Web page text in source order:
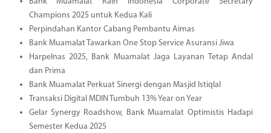
Champions 2025 untuk Kedua Kali
Perpindahan Kantor Cabang Pembantu Aimas
Bank Muamalat Tawarkan One Stop Service Asuransi Jiwa
Harpelnas 2025, Bank Muamalat Jaga Layanan Tetap Andal
dan Prima
Bank Muamalat Perkuat Sinergi dengan Masjid Istiqlal
Transaksi Digital MDIN Tumbuh 13% Year on Year
Gelar Synergy Roadshow, Bank Muamalat Optimistis Hadapi
Semester Kedua 2025